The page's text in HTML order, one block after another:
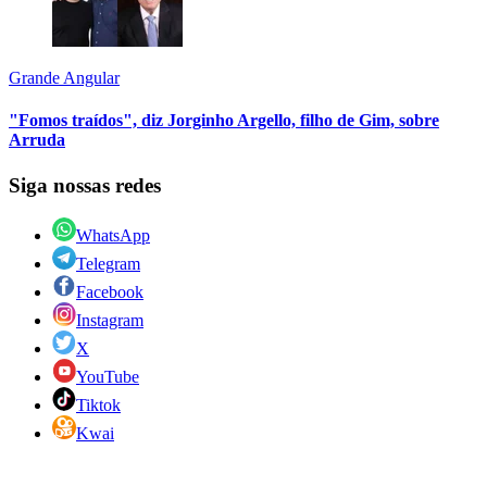
Grande Angular
"Fomos traídos", diz Jorginho Argello, filho de Gim, sobre
Arruda
Siga nossas redes
WhatsApp
Telegram
Facebook
Instagram
X
YouTube
Tiktok
Kwai